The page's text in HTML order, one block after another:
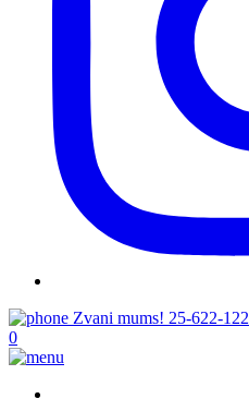
Zvani mums! 25-622-122
0